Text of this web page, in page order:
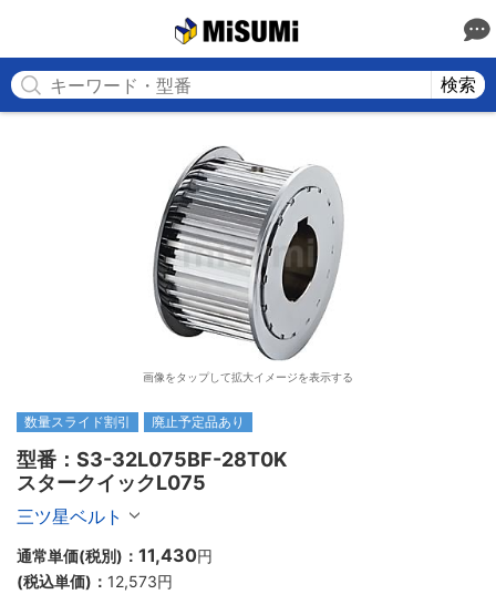
検索
画像をタップして拡大イメージを表示する
数量スライド割引 廃止予定品あり
型番：S3-32L075BF-28T0K
スタークイックL075
三ツ星ベルト
通常単価(税別)： 11,430円
(税込単価)： 12,573円